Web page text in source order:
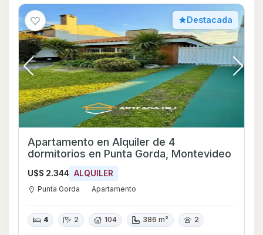
Destacada
Apartamento en Alquiler de 4
dormitorios en Punta Gorda, Montevideo
U$S 2.344 ALQUILER
Punta Gorda Apartamento
4 2 104 386 m² 2